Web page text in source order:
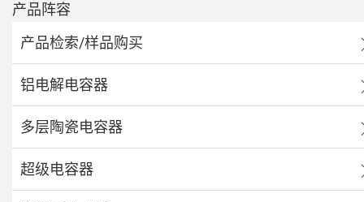
产品阵容
产品检索/样品购买
铝电解电容器
多层陶瓷电容器
超级电容器